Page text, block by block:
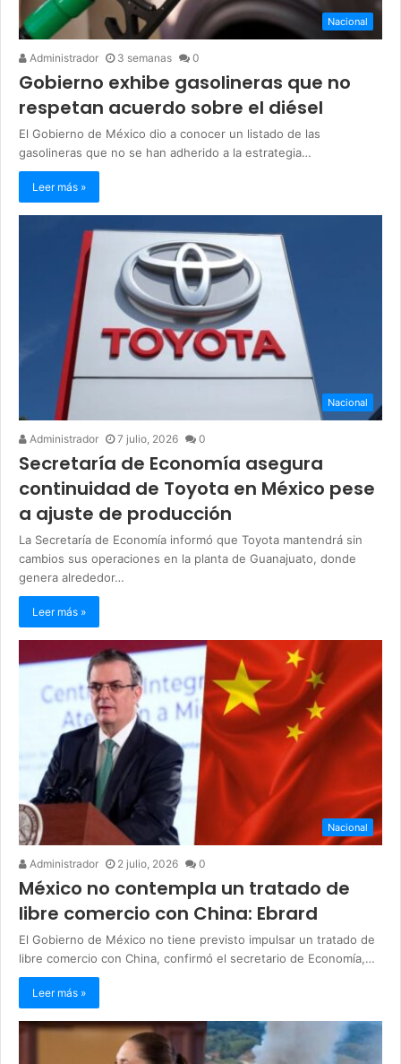
Nacional
Administrador 3 semanas 0
Gobierno exhibe gasolineras que no
respetan acuerdo sobre el diésel
El Gobierno de México dio a conocer un listado de las
gasolineras que no se han adherido a la estrategia…
Leer más »
Nacional
Administrador 7 julio, 2026 0
Secretaría de Economía asegura
continuidad de Toyota en México pese
a ajuste de producción
La Secretaría de Economía informó que Toyota mantendrá sin
cambios sus operaciones en la planta de Guanajuato, donde
genera alrededor…
Leer más »
Nacional
Administrador 2 julio, 2026 0
México no contempla un tratado de
libre comercio con China: Ebrard
El Gobierno de México no tiene previsto impulsar un tratado de
libre comercio con China, confirmó el secretario de Economía,…
Leer más »